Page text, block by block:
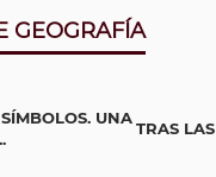
GEOGRAFÍA
UNA
TRAS